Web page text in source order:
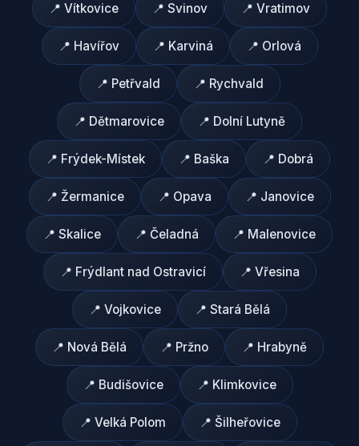
📍 Vítkovice 📍 Svinov 📍 Vratimov
📍 Havířov 📍 Karviná 📍 Orlová
📍 Petřvald 📍 Rychvald
📍 Dětmarovice 📍 Dolní Lutyně
📍 Frýdek-Místek 📍 Baška 📍 Dobrá
📍 Žermanice 📍 Opava 📍 Janovice
📍 Skalice 📍 Čeladná 📍 Malenovice
📍 Frýdlant nad Ostravicí 📍 Vřesina
📍 Vojkovice 📍 Stará Bělá
📍 Nová Bělá 📍 Pržno 📍 Hrabyně
📍 Budišovice 📍 Klimkovice
📍 Velká Polom 📍 Šilheřovice